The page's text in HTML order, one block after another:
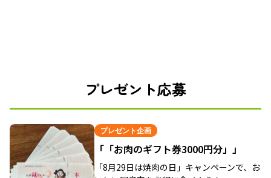
プレゼント応募
プレゼント企画
「「お肉のギフト券3000円分」」
「8月29日は焼肉の日」キャンペーンで、お